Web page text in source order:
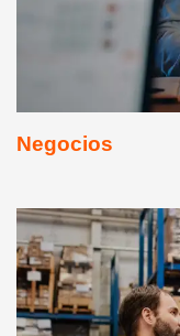
Negocios